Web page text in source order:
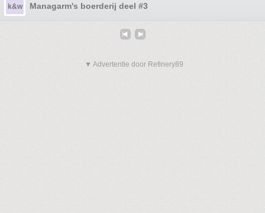
k&w Managarm's boerderij deel #3
▼ Advertentie door Refinery89